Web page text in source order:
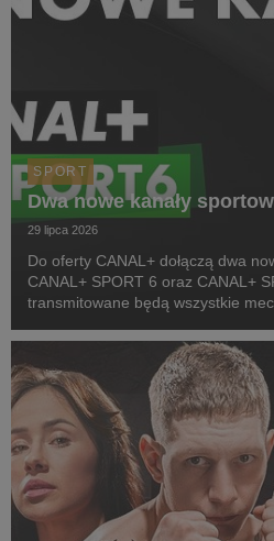
SPORT
Dwa nowe kanały
29 lipca 2026
Do oferty CANAL+ dołączą dwa
CANAL+ SPORT 6 oraz CANAL+
transmitowane będą wszystkie
pierwszej kolejki sezonu 2026/27